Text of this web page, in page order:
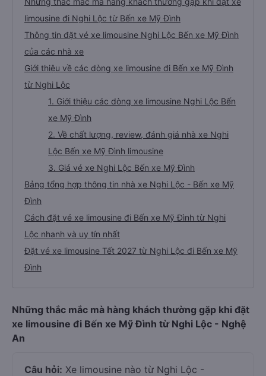
limousine đi Nghi Lộc từ Bến xe Mỹ Đình
Thông tin đặt vé xe limousine Nghi Lộc Bến xe Mỹ Đình
của các nhà xe
Giới thiệu về các dòng xe limousine đi Bến xe Mỹ Đình
từ Nghi Lộc
1. Giới thiệu các dòng xe limousine Nghi Lộc Bến
xe Mỹ Đình
2. Về chất lượng, review, đánh giá nhà xe Nghi
Lộc Bến xe Mỹ Đình limousine
3. Giá vé xe Nghi Lộc Bến xe Mỹ Đình
Bảng tổng hợp thông tin nhà xe Nghi Lộc - Bến xe Mỹ
Đình
Cách đặt vé xe limousine đi Bến xe Mỹ Đình từ Nghi
Lộc nhanh và uy tín nhất
Đặt vé xe limousine Tết 2027 từ Nghi Lộc đi Bến xe Mỹ
Đình
Những thắc mắc mà hàng khách thường gặp khi đặt
xe limousine đi Bến xe Mỹ Đình từ Nghi Lộc - Nghệ
An
Câu hỏi: Xe limousine nào từ Nghi Lộc -